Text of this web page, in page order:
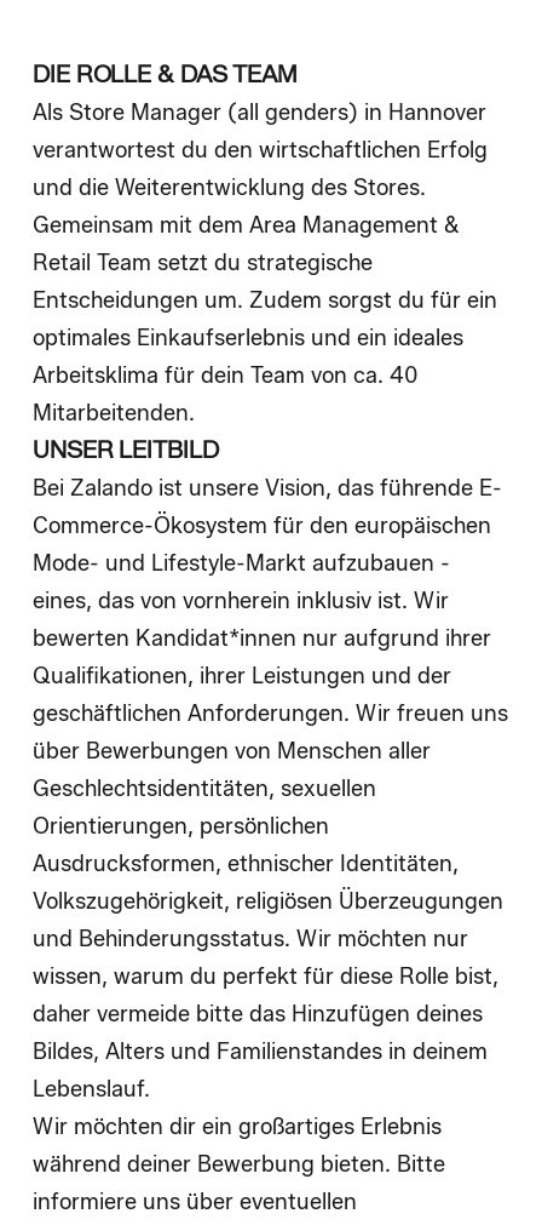
DIE ROLLE & DAS TEAM
Als Store Manager (all genders) in Hannover
verantwortest du den wirtschaftlichen Erfolg
und die Weiterentwicklung des Stores.
Gemeinsam mit dem Area Management &
Retail Team setzt du strategische
Entscheidungen um. Zudem sorgst du für ein
optimales Einkaufserlebnis und ein ideales
Arbeitsklima für dein Team von ca. 40
Mitarbeitenden.
UNSER LEITBILD
Bei Zalando ist unsere Vision, das führende E-
Commerce-Ökosystem für den europäischen
Mode- und Lifestyle-Markt aufzubauen -
eines, das von vornherein inklusiv ist. Wir
bewerten Kandidat*innen nur aufgrund ihrer
Qualifikationen, ihrer Leistungen und der
geschäftlichen Anforderungen. Wir freuen uns
über Bewerbungen von Menschen aller
Geschlechtsidentitäten, sexuellen
Orientierungen, persönlichen
Ausdrucksformen, ethnischer Identitäten,
Volkszugehörigkeit, religiösen Überzeugungen
und Behinderungsstatus. Wir möchten nur
wissen, warum du perfekt für diese Rolle bist,
daher vermeide bitte das Hinzufügen deines
Bildes, Alters und Familienstandes in deinem
Lebenslauf.
Wir möchten dir ein großartiges Erlebnis
während deiner Bewerbung bieten. Bitte
informiere uns über eventuellen